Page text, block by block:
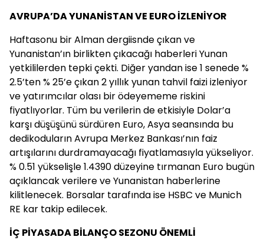
AVRUPA’DA YUNANİSTAN VE EURO İZLENİYOR
Haftasonu bir Alman dergiisnde çıkan ve
Yunanistan’ın birlikten çıkacağı haberleri Yunan
yetkililerden tepki çekti. Diğer yandan ise 1 senede %
2.5’ten % 25’e çıkan 2 yıllık yunan tahvil faizi izleniyor
ve yatırımcılar olası bir ödeyememe riskini
fiyatlıyorlar. Tüm bu verilerin de etkisiyle Dolar’a
karşı düşüşünü sürdüren Euro, Asya seansında bu
dedikoduların Avrupa Merkez Bankası’nın faiz
artışılarını durdramayacağı fiyatlamasıyla yükseliyor.
% 0.51 yükselişle 1.4390 düzeyine tırmanan Euro bugün
açıklancak verilere ve Yunanistan haberlerine
kilitlenecek. Borsalar tarafında ise HSBC ve Munich
RE kar takip edilecek.
İÇ PİYASADA BİLANÇO SEZONU ÖNEMLİ